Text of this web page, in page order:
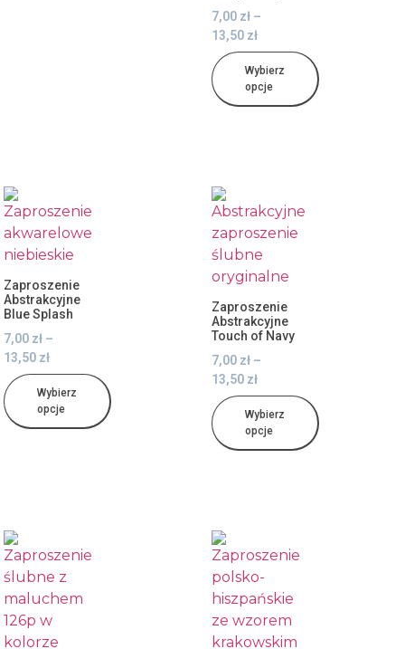
7,00 zł –
13,50 zł
Wybierz
opcje
Zaproszenie
Abstrakcyjne
Blue Splash
7,00 zł –
13,50 zł
Wybierz
opcje
Zaproszenie
Abstrakcyjne
Touch of Navy
7,00 zł –
13,50 zł
Wybierz
opcje